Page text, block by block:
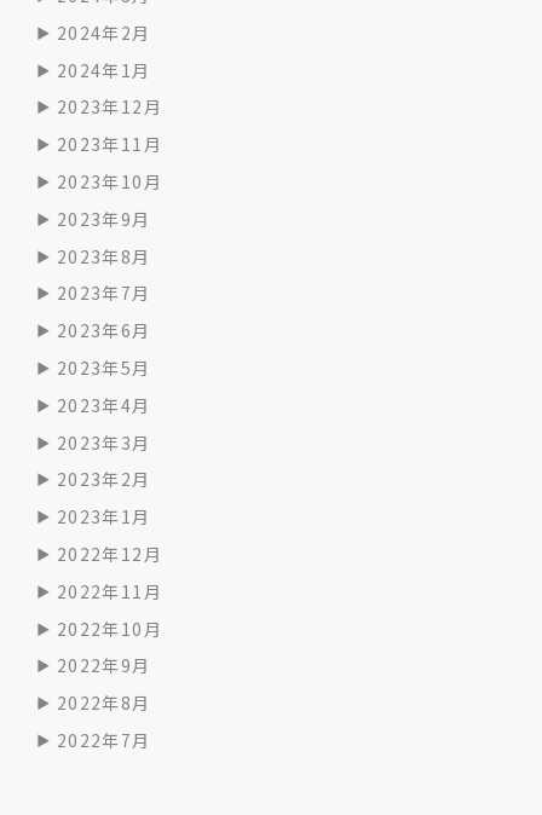
2024年2月
2024年1月
2023年12月
2023年11月
2023年10月
2023年9月
2023年8月
2023年7月
2023年6月
2023年5月
2023年4月
2023年3月
2023年2月
2023年1月
2022年12月
2022年11月
2022年10月
2022年9月
2022年8月
2022年7月